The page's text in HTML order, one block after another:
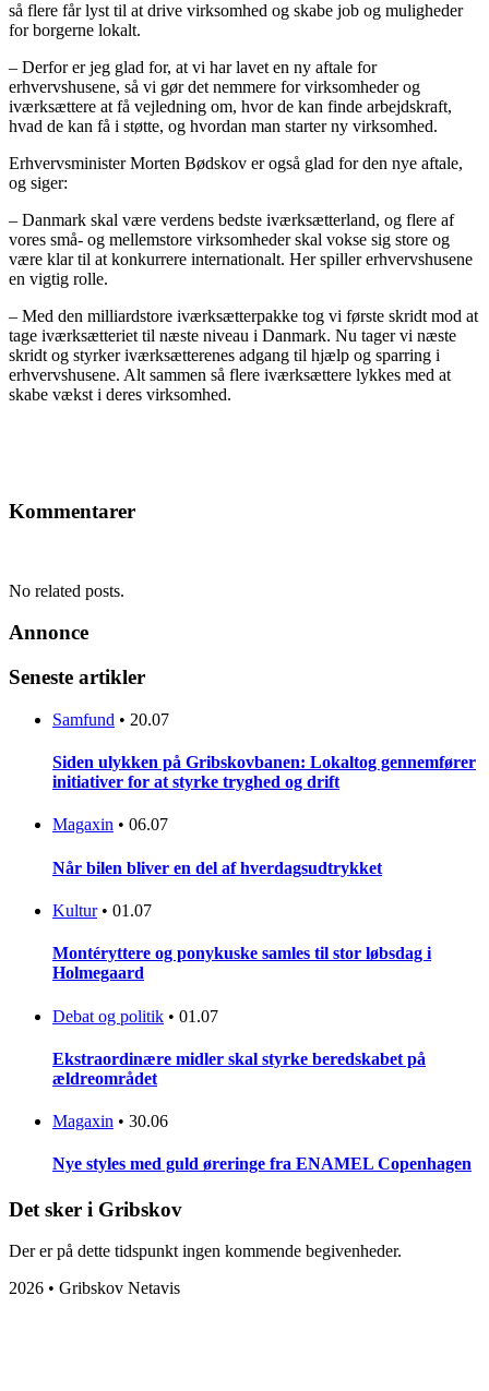
så flere får lyst til at drive virksomhed og skabe job og muligheder
for borgerne lokalt.
– Derfor er jeg glad for, at vi har lavet en ny aftale for
erhvervshusene, så vi gør det nemmere for virksomheder og
iværksættere at få vejledning om, hvor de kan finde arbejdskraft,
hvad de kan få i støtte, og hvordan man starter ny virksomhed.
Erhvervsminister Morten Bødskov er også glad for den nye aftale,
og siger:
– Danmark skal være verdens bedste iværksætterland, og flere af
vores små- og mellemstore virksomheder skal vokse sig store og
være klar til at konkurrere internationalt. Her spiller erhvervshusene
en vigtig rolle.
– Med den milliardstore iværksætterpakke tog vi første skridt mod at
tage iværksætteriet til næste niveau i Danmark. Nu tager vi næste
skridt og styrker iværksætterenes adgang til hjælp og sparring i
erhvervshusene. Alt sammen så flere iværksættere lykkes med at
skabe vækst i deres virksomhed.
Kommentarer
No related posts.
Annonce
Seneste artikler
Samfund • 20.07
Siden ulykken på Gribskovbanen: Lokaltog gennemfører
initiativer for at styrke tryghed og drift
Magaxin • 06.07
Når bilen bliver en del af hverdagsudtrykket
Kultur • 01.07
Montéryttere og ponykuske samles til stor løbsdag i
Holmegaard
Debat og politik • 01.07
Ekstraordinære midler skal styrke beredskabet på
ældreområdet
Magaxin • 30.06
Nye styles med guld øreringe fra ENAMEL Copenhagen
Det sker i Gribskov
Der er på dette tidspunkt ingen kommende begivenheder.
2026 • Gribskov Netavis